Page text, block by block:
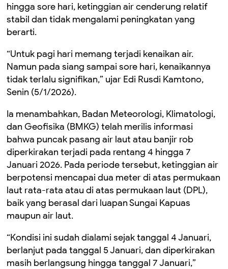
hingga sore hari, ketinggian air cenderung relatif
stabil dan tidak mengalami peningkatan yang
berarti.
“Untuk pagi hari memang terjadi kenaikan air.
Namun pada siang sampai sore hari, kenaikannya
tidak terlalu signifikan,” ujar Edi Rusdi Kamtono,
Senin (5/1/2026).
Ia menambahkan, Badan Meteorologi, Klimatologi,
dan Geofisika (BMKG) telah merilis informasi
bahwa puncak pasang air laut atau banjir rob
diperkirakan terjadi pada rentang 4 hingga 7
Januari 2026. Pada periode tersebut, ketinggian air
berpotensi mencapai dua meter di atas permukaan
laut rata-rata atau di atas permukaan laut (DPL),
baik yang berasal dari luapan Sungai Kapuas
maupun air laut.
“Kondisi ini sudah dialami sejak tanggal 4 Januari,
berlanjut pada tanggal 5 Januari, dan diperkirakan
masih berlangsung hingga tanggal 7 Januari,”